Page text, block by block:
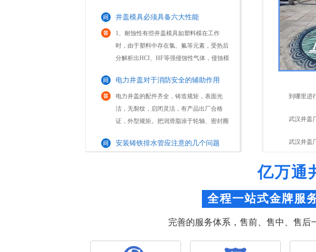
时，由于塑料中存在氯、氟等元素，受热后
分解析出HCI、HF等强侵蚀性气体，侵蚀模
具型腔表面，加大其表面粗糙度，加剧磨损
失效。2、强韧性模具的工作条件大多十分
电力井盖对于消防安全的辅助作用
洁，无裂纹，启闭灵活，有产品出厂合格
证，外型规矩。把润滑脂涂于轮轴、密封圈
内和滚珠或滚柱轴承的磨擦部位，能减少磨
擦并令转动更灵活。正常情况下每六个月进
安装铸铁排水管应注意的几个问题
剂在浇注前加入铁水中，使石墨球化，应力
近年来，随着塑料检查井技术应用的不断提
域在选择上都有相应的型号和种类。对于检
盖出现问题，许多问题也就随之而来。因
井盖模具必须具备六大性能
到哪里进
武汉井盖
武汉井盖
质量？
亿万通
全程一站式金牌服
完善的服务体系，售前、售中、售